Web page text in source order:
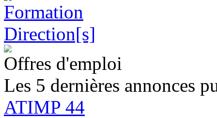
Offres d'emploi
Les 5 dernières annonces
ATIMP 44